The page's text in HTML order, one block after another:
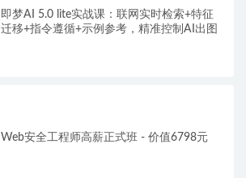
即梦AI 5.0 lite实战课：联网实时检索+特征
迁移+指令遵循+示例参考，精准控制AI出图
Web安全工程师高薪正式班 - 价值6798元